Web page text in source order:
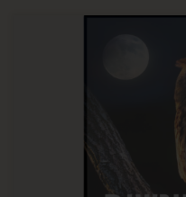
קרו כאחת,
ובהירה על מנת
בדרכי הכורכר,
ההרחבה הקיבוצית
שם , נסענו אל